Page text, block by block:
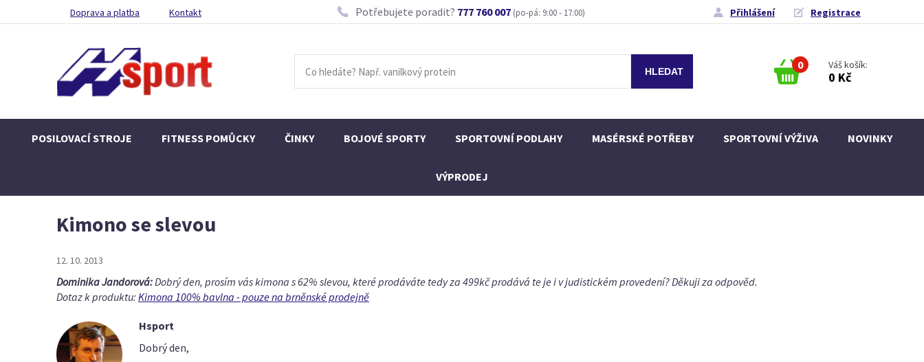
Doprava a platba Kontakt Potřebujete poradit? 777 760 007 (po-pá: 9:00 - 17:00) Přihlášení Registrace
0 Váš košík:
0 Kč
POSILOVACÍ STROJE FITNESS POMŮCKY ČINKY BOJOVÉ SPORTY SPORTOVNÍ PODLAHY MASÉRSKÉ POTŘEBY SPORTOVNÍ VÝŽIVA NOVINKY
VÝPRODEJ
Kimono se slevou
12. 10. 2013
Dominika Jandorová:Dobrý den, prosím vás kimona s 62% slevou, které prodáváte tedy za 499kč prodává te je i v judistickém provedení? Děkuji za odpověd.
Dotaz k produktu: Kimona 100% bavlna - pouze na brněnské prodejně
Hsport
Dobrý den,